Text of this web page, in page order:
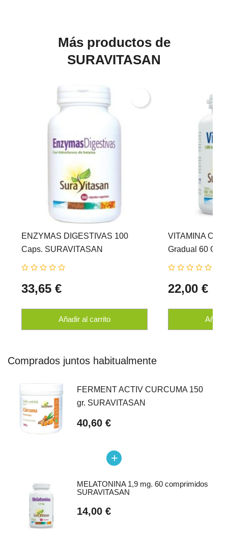
Más productos de
SURAVITASAN
ENZYMAS DIGESTIVAS 100
Caps. SURAVITASAN
33,65 €
Añadir al carrito
VITAMINA C
Gradual 60
SURAVITASAN
22,00 €
Comprados juntos habitualmente
FERMENT ACTIV CURCUMA 150
gr. SURAVITASAN
40,60 €
add
MELATONINA 1,9 mg. 60 comprimidos
SURAVITASAN
14,00 €